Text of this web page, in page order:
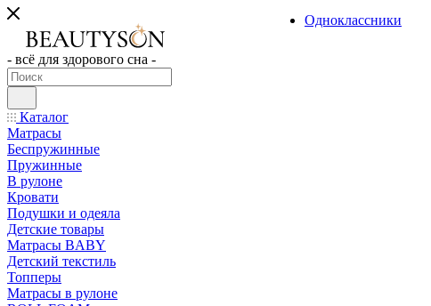
- всё для здорового сна -
Каталог
Матрасы
Беспружинные
Пружинные
В рулоне
Кровати
Подушки и одеяла
Детские товары
Матрасы BABY
Детский текстиль
Топперы
Матрасы в рулоне
Одноклассники